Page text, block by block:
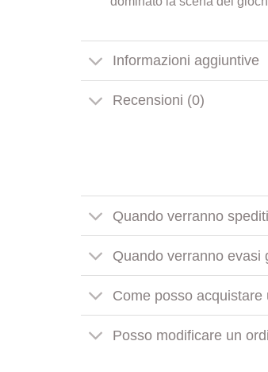
Informazioni aggiuntive
Recensioni (0)
Quando verranno
Quando verranno evasi
Come posso
Posso modificare un